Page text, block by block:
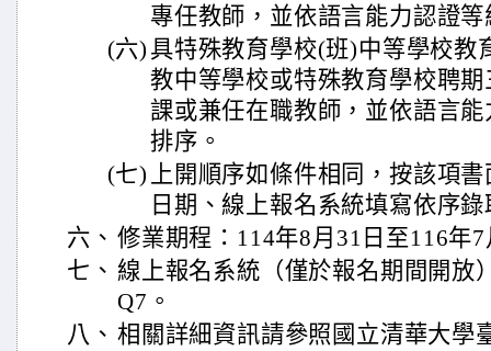
專任教師，並依語言能力認證
(六) 具特殊教育學校(班)中等學校教
教中等學校或特殊教育學校聘
課或兼任在職教師，並依語言
排序。
(七) 上開順序如條件相同，按該項
日期、線上報名系統填寫依序錄
六、 修業期程：114年8月31日至116年
七、 線上報名系統（僅於報名期間開放
Q7。
八、 相關詳細資訊請參照國立清華大學